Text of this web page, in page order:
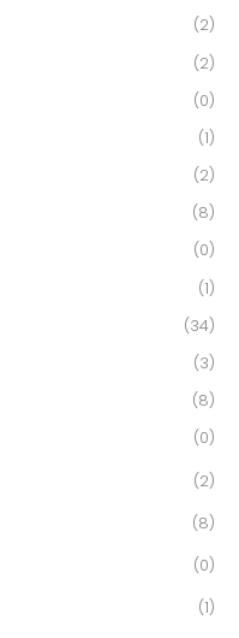
(2)
(2)
(0)
(1)
(2)
(8)
(0)
(1)
(34)
(3)
(8)
(0)
(2)
(8)
(0)
(1)